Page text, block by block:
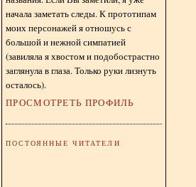
начала заметать следы. К прототипам
моих персонажей я отношусь с
большой и нежной симпатией
(завиляла я хвостом и подобострастно
заглянула в глаза. Только руки лизнуть
осталось).
ПРОСМОТРЕТЬ ПРОФИЛЬ
ПОСТОЯННЫЕ ЧИТАТЕЛИ